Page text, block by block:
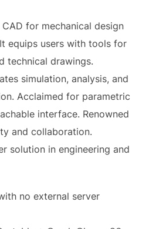
for mechanical design
equips users with tools for
technical drawings.
simulation, analysis, and
Acclaimed for parametric
interface. Renowned
and collaboration.
solution in engineering and
no external server